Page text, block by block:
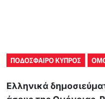
ΠΟΔΟΣΦΑΙΡΟ ΚΥΠΡΟΣ
Ελληνικά